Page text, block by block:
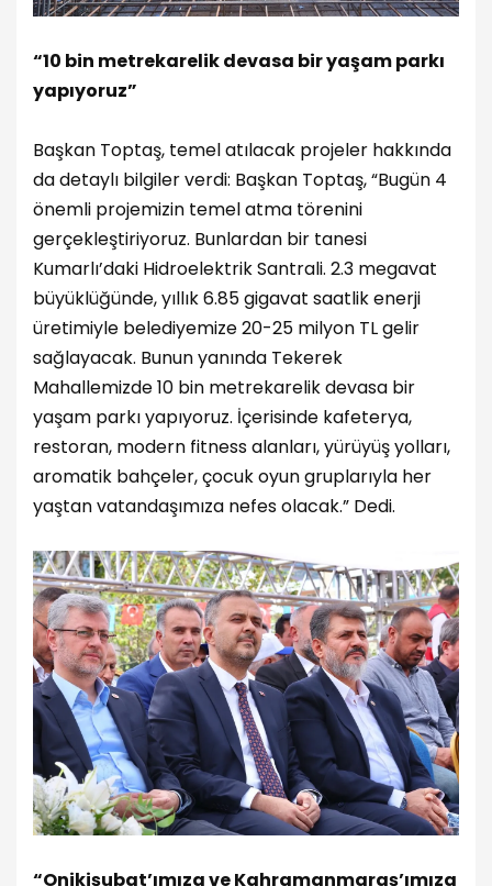
“10 bin metrekarelik devasa bir yaşam parkı
yapıyoruz”
Başkan Toptaş, temel atılacak projeler hakkında
da detaylı bilgiler verdi: Başkan Toptaş, “Bugün 4
önemli projemizin temel atma törenini
gerçekleştiriyoruz. Bunlardan bir tanesi
Kumarlı’daki Hidroelektrik Santrali. 2.3 megavat
büyüklüğünde, yıllık 6.85 gigavat saatlik enerji
üretimiyle belediyemize 20-25 milyon TL gelir
sağlayacak. Bunun yanında Tekerek
Mahallemizde 10 bin metrekarelik devasa bir
yaşam parkı yapıyoruz. İçerisinde kafeterya,
restoran, modern fitness alanları, yürüyüş yolları,
aromatik bahçeler, çocuk oyun gruplarıyla her
yaştan vatandaşımıza nefes olacak.” Dedi.
“Onikişubat’ımıza ve Kahramanmaraş’ımıza